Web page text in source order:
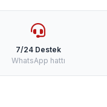
7/24 Destek
WhatsApp hattı